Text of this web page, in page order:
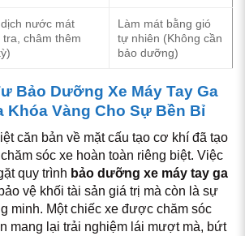
nước mát
tra, châm thêm
Làm mát bằng gió
tự nhiên (Không cần
bảo dưỡng)
Bảo Dưỡng Xe Máy Tay Ga
Khóa Vàng Cho Sự Bền Bỉ
căn bản về mặt cấu tạo cơ khí đã tạo
sóc xe hoàn toàn riêng biệt. Việc
quy trình bảo dưỡng xe máy tay ga
vệ khối tài sản giá trị mà còn là sự
minh. Một chiếc xe được chăm sóc
mang lại trải nghiệm lái mượt mà, bứt